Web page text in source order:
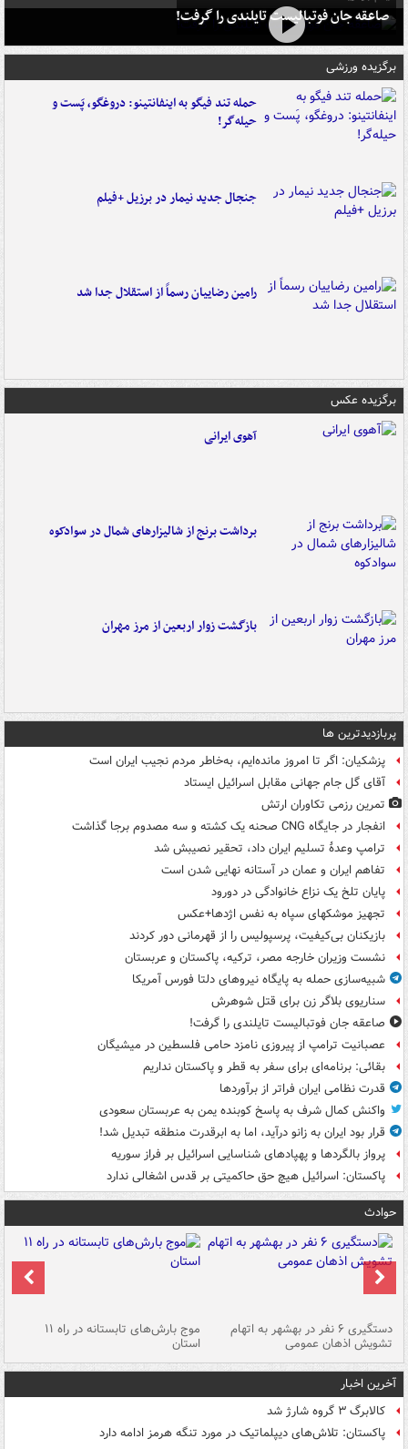
صاعقه جان فوتبالیست تایلندی را گرفت!
برگزیده ورزشی
حمله تند فیگو به اینفانتینو: دروغگو، پَست‌ و
حیله‌گر!
جنجال جدید نیمار در برزیل +فیلم
رامین رضاییان رسماً از استقلال جدا شد
برگزیده عکس
آهوی ایرانی
برداشت برنج از شالیزارهای شمال در سوادکوه
بازگشت زوار اربعین از مرز مهران
پربازدیدترین ها
پزشکیان: اگر تا امروز مانده‌ایم، به‌خاطر مردم نجیب ایران است
آقای گل جام جهانی مقابل اسرائیل ایستاد
تمرین رزمی تکاوران ارتش
انفجار در جایگاه CNG صحنه یک کشته و سه مصدوم برجا گذاشت
ترامپ وعدۀ تسلیم ایران داد، تحقیر نصیبش شد
تفاهم ایران و عمان در آستانه نهایی شدن است
پایان تلخ یک نزاع خانوادگی در دورود
تجهیز موشکهای سپاه به نفس اژدها+عکس
بازیکنان بی‌کیفیت، پرسپولیس را از قهرمانی دور کردند
نشست وزیران خارجه مصر، ترکیه، پاکستان و عربستان
شبیه‌سازی حمله به پایگاه نیروهای دلتا فورس آمریکا
سناریوی بلاگر زن برای قتل شوهرش
صاعقه جان فوتبالیست تایلندی را گرفت!
عصبانیت ترامپ از پیروزی نامزد حامی فلسطین در میشیگان
بقائی: برنامه‌ای برای سفر به قطر و پاکستان نداریم
قدرت نظامی ایران فراتر از برآوردها
واکنش کمال شرف به پاسخ کوبنده یمن به عربستان سعودی
قرار بود ایران به زانو درآید، اما به ابرقدرت منطقه تبدیل شد!
پرواز بالگردها و پهپادهای شناسایی اسرائیل بر فراز سوریه
پاکستان: اسرائیل هیچ حق حاکمیتی بر قدس اشغالی ندارد
حوادث
دستگیری ۶ نفر در بهشهر به اتهام
تشویش اذهان عمومی
موج بارش‌های تابستانه در راه ۱۱
استان
آخرین اخبار
کالابرگ ۳ گروه شارژ شد
پاکستان: تلاش‌های دیپلماتیک در مورد تنگه هرمز ادامه دارد